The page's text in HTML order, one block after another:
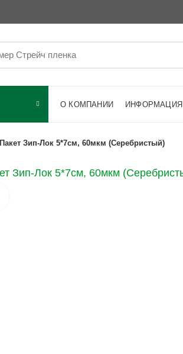
О КОМПАНИИ ИНФОРМАЦИЯ
Пакет Зип-Лок 5*7см, 60мкм (Серебристый)